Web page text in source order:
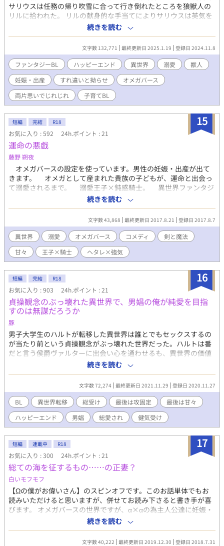
サリウスは任務の帰り吹雪に合って行き倒れたところを狼獣人の
リルに拾われた。 リルの献身的な手当てによりサリウスは英気を
養い職場のある王都に帰るが、もう会うことのないと思っていた
リルの温かさが恋しくなり、度々リルの元を訪れるようになる。
そんなある日、サリウスはリルの発情に巻き込まれてしまう。 オ
メガバースの設定をお借りしております 主にムーンライトノベル
ズさまにて投稿したものを加筆修正しています
続きを読む
文字数 132,771 最終更新日 2025.1.19 登録日 2024.11.8
ファンタジーBL ハッピーエンド 異世界 溺愛
獣人
妊娠・出産
すれ違いと拗らせ
オメガバース
両片思いでじれじれ
子育てBL
15
短編 完結 R18
お気に入り : 592 24h.ポイント : 21
運命の悪戯
藤野 朔夜
オメガバースの設定を使っています。男性の妊娠・出産が出て
きます。 オメガとして産まれた貴族の子どもが、運命と出会っ
て溺愛されるまで。 溺愛王子×鈍感騎士。 異世界ファンタジ
ー。 作者本人がオメガバースをかじった程度なので、世界観と
共に、ふんわりし過ぎた設定です。 ムーンライトノベルズ・エ
続きを読む
文字数 43,868 最終更新日 2017.8.21 登録日 2017.8.7
異世界 溺愛 オメガバース コメディ
剣と魔法
甘々
王子×騎士 ヘタレ×強気
16
短編 完結 R18
お気に入り : 903 24h.ポイント : 21
貞操観念のぶっ壊れた異世界で、男娼の俺が純愛を目指
すのは無謀だろうか
豚
男子大学生のハルトが転移した異世界は誰とでもセックスするの
が当たり前という貞操観念がぶっ壊れた世界だった。ハルトは番
だと言う侯爵ヴァルターに出会い心を通わせるも、異世界の価値
観に馴染めずヴァルターの元を去り紆余曲折を経て男娼となる。
二人の常連客に翻弄されながらもヴァルターへの想いが忘れられ
ず、純愛を心に抱いて異世界の価値観に孤独を覚えながら日々を
送るハルトの顛末。（それほどシリアスはなく、さくさく進みま
す） エロの習作として書いてみました。最初から致してますし、
予告なくそういうシーンが入ります。ご注意ください。 主人公総
受け総愛されで、複数人と致してますが、最後は一応一人とくっ
つきます。 男性同士の結婚も普通に存在します。また、直接的な
描写はないですが、番においては男体妊娠もできる世界です。 全
１８話。その後のんびり番外編とかを書いていくかもしれませ
ん。 ※番外編では主人公の妊娠・出産に関する直接的な描写があ
ります。苦手な方はご注意ください。
続きを読む
文字数 72,274 最終更新日 2021.11.29 登録日 2020.11.27
BL 異世界転移 総受け 最後は攻固定
最後は甘々
ハッピーエンド
男娼 総愛され 健気受け
17
短編 連載中 R18
お気に入り : 300 24h.ポイント : 21
総ての海を征するもの……の正妻？
白いモフモフ
【Ωの僕がお偉いさん】のスピンオフです。このお話単体でもお
読みいただけると思いますが、併せてお読み下さると書き手が喜
びます。 オメガバースの世界ですが、α×αの為主人公達に妊娠・
出産はありません。またおじさま達のからみですので苦手な方は
バックをお勧めします。 がっつり18Ｒのうえ特殊な考え方(ＳＭ
ではありません)を持つ主人公達ですのでご了承下さい
続きを読む
文字数 40,222 最終更新日 2019.12.30 登録日 2018.7.31